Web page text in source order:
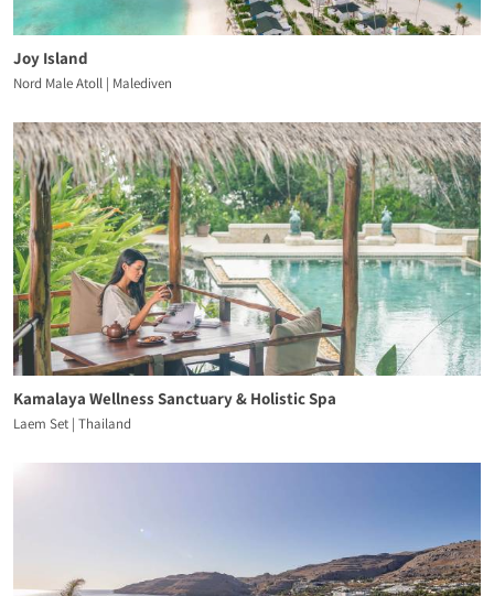
Joy Island
Nord Male Atoll | Malediven
Kamalaya Wellness Sanctuary & Holistic Spa
Laem Set | Thailand